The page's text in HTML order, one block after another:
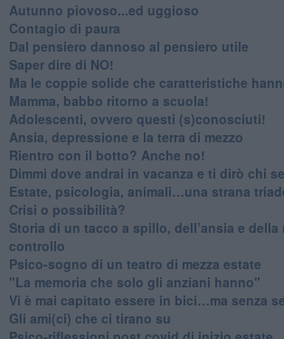
Autunno piovoso...ed uggioso
​Contagio di paura
​Dal pensiero dannoso al pensiero utile
​Saper dire di NO!
​Ma le coppie solide che caratteristiche
​Mamma, babbo ritorno a scuola!
Adolescenti, ovvero questi (s)conosciuti!
Ansia, depressione e la terra di mezzo
​Rientro con il botto? Anche no!
Dimmi dove andrai in vacanza e ti dirò chi
​Estate, psicologia, animali…una strana
​Crisi o possibilità?
​Storia di un tacco a spillo, dell’ansia e della
controllo
​Psico-sogno di un teatro di mezza estate
"La memoria che solo gli anziani hanno"
​Vi è mai capitato essere in bici…ma senza
​Gli ami(ci) che ci tirano su